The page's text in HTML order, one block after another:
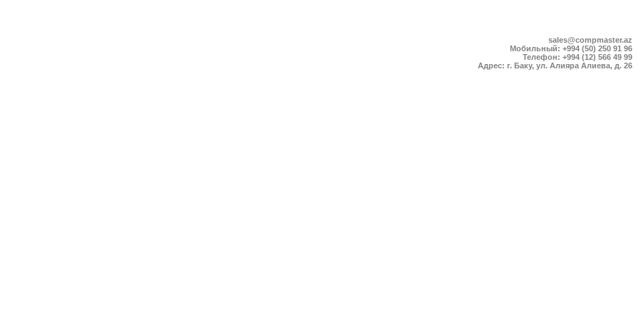
sales@compmaster.az
Мобильный: +994 (50) 250 91 96
Телефон: +994 (12) 566 49 99
Адрес: г. Баку, ул. Алияра Алиева, д. 26